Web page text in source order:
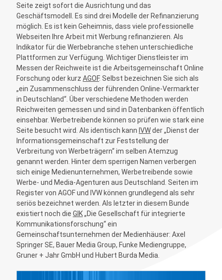
Seite zeigt sofort die Ausrichtung und das
Geschäftsmodell. Es sind drei Modelle der Refinanzierung
möglich. Es ist kein Geheimnis, dass viele professionelle
Webseiten Ihre Arbeit mit Werbung refinanzieren. Als
Indikator für die Werbebranche stehen unterschiedliche
Plattformen zur Verfügung. Wichtiger Dienstleister im
Messen der Reichweite ist die Arbeitsgemeinschaft Online
Forschung oder kurz AGOF. Selbst bezeichnen Sie sich als
„ein Zusammenschluss der führenden Online-Vermarkter
in Deutschland“. Über verschiedene Methoden werden
Reichweiten gemessen und sind in Datenbanken öffentlich
einsehbar. Werbetreibende können so prüfen wie stark eine
Seite besucht wird. Als identisch kann IVWder „Dienst der
Informationsgemeinschaft zur Feststellung der
Verbreitung von Werbeträgern“ im selben Atemzug
genannt werden. Hinter dem sperrigen Namen verbergen
sich einige Medienunternehmen, Werbetreibende sowie
Werbe- und Media-Agenturen aus Deutschland. Seiten im
Register von AGOF und IVW können grundlegend als sehr
seriös bezeichnet werden. Als letzter in diesem Bunde
existiert noch die GIK„Die Gesellschaft für integrierte
Kommunikationsforschung“ ein
Gemeinschaftsunternehmen der Medienhäuser: Axel
Springer SE, Bauer Media Group, Funke Mediengruppe,
Gruner + Jahr GmbH und Hubert Burda Media.